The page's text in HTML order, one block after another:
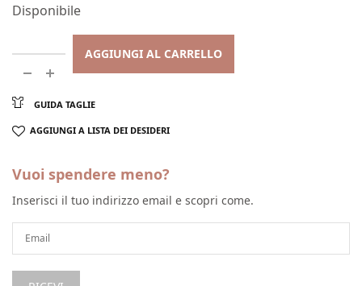
Disponibile
AGGIUNGI AL CARRELLO
GUIDA TAGLIE
AGGIUNGI A LISTA DEI DESIDERI
Vuoi spendere meno?
Inserisci il tuo indirizzo email e scopri come.